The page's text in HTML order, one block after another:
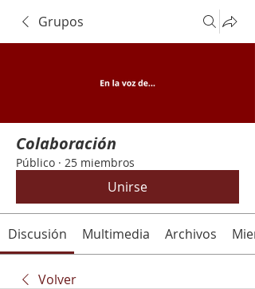
Grupos
Colaboración
Público · 25 miembros
Unirse
Discusión Multimedia Archivos
Volver